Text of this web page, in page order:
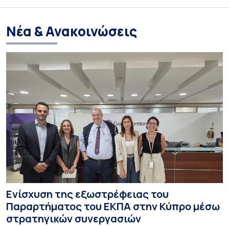
Νέα & Ανακοινώσεις
Ενίσχυση της εξωστρέφειας του
Παραρτήματος του ΕΚΠΑ στην Κύπρο μέσω
στρατηγικών συνεργασιών